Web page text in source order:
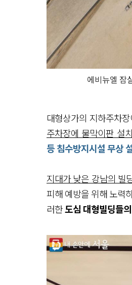
에비뉴엘 잠
대형상가의 지하주차
주차장에 물막이판 설
등 침수방지시설 무상
지대가 낮은 강남의 빌
피해 예방을 위해 노력
러한도심 대형빌딩들